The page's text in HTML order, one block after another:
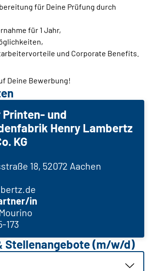
für Deine Prüfung durch
für 1 Jahr,
und Corporate Benefits.
Deine Bewerbung!
und
Henry Lambertz
KG
18, 52072 Aachen
in
173
Stellenangebote (m/w/d)